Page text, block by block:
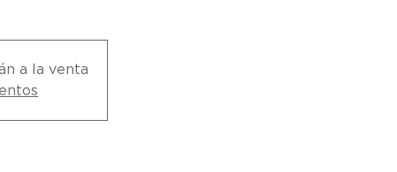
a la venta